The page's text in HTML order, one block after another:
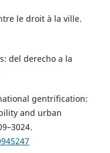
le droit à la ville.
del derecho a la
gentrification:
and urban